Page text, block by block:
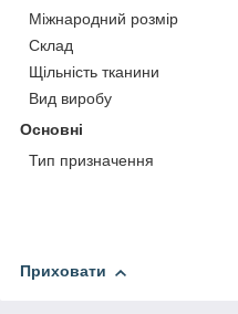
Міжнародний розмір
Склад
Щільність тканини
Вид виробу
Основні
Тип призначення
Приховати